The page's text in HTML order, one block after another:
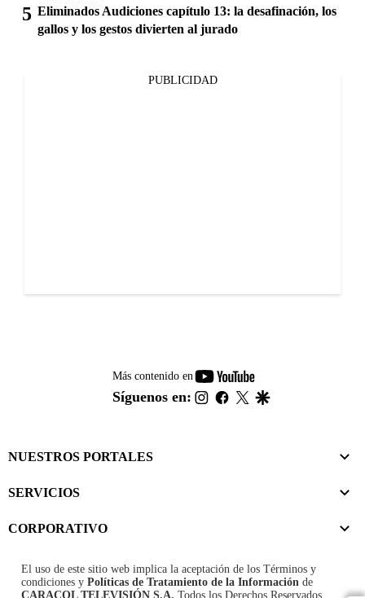
Eliminados Audiciones capítulo 13: la desafinación, los
gallos y los gestos divierten al jurado
PUBLICIDAD
Más contenido en
youtube-
footer
Síguenos en: instagram
facebook
twitter
NUESTROS PORTALES
SERVICIOS
CORPORATIVO
El uso de este sitio web implica la aceptación de los Términos y
condiciones y Políticas de Tratamiento de la Información de
CARACOL TELEVISIÓN S.A. Todos los Derechos Reservados